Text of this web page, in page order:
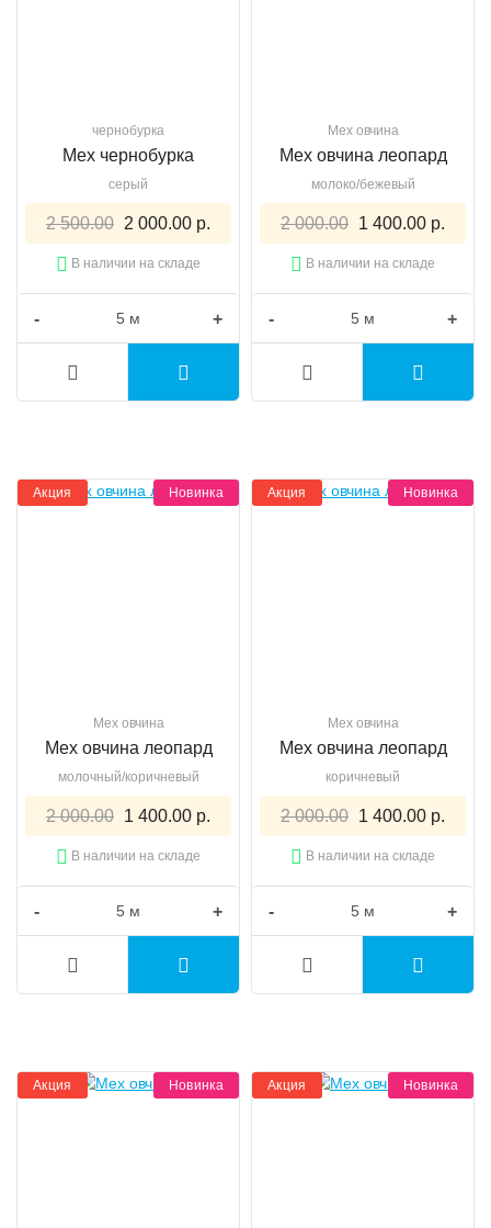
чернобурка
Мех чернобурка
серый
2 500.00 2 000.00 р.
В наличии на складе
- +
Мех овчина
Мех овчина леопард
молоко/бежевый
2 000.00 1 400.00 р.
В наличии на складе
- +
Акция Новинка
Мех овчина
Мех овчина леопард
молочный/коричневый
2 000.00 1 400.00 р.
В наличии на складе
- +
Акция Новинка
Мех овчина
Мех овчина леопард
коричневый
2 000.00 1 400.00 р.
В наличии на складе
- +
Акция Новинка Акция Новинка